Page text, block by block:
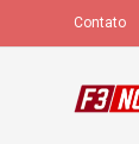
Contato